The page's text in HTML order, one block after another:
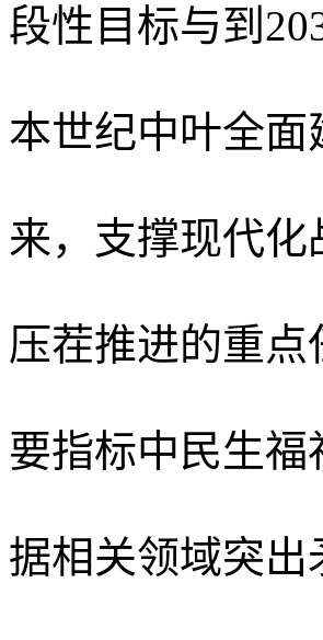
段性目标与到
本世纪中叶全
来，支撑现代
压茬推进的重点
要指标中民生
据相关领域突